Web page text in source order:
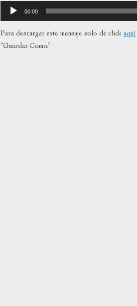
Reproductor
de
audio
00:00
Para descargar este mensaje solo de click aquí
"Guardar Como."